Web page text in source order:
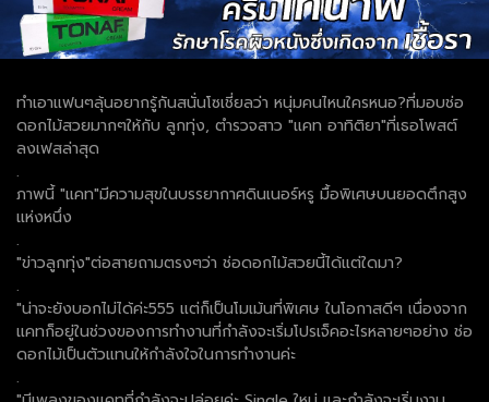
ทำเอาแฟนๆลุ้นอยากรู้กันสนั่นโซเชี่ยลว่า หนุ่มคนไหนใครหนอ?ที่มอบช่อ
ดอกไม้สวยมากๆให้กับ ลูกทุ่ง, ตำรวจสาว "แคท อาทิติยา"ที่เธอโพสต์
ลงเฟสล่าสุด
.
ภาพนี้ "แคท"มีความสุขในบรรยากาศดินเนอร์หรู มื้อพิเศษบนยอดตึกสูง
แห่งหนึ่ง
.
"ข่าวลูกทุ่ง"ต่อสายถามตรงๆว่า ช่อดอกไม้สวยนี้ได้แต่ใดมา?
.
"น่าจะยังบอกไม่ได้ค่ะ555 แต่ก็เป็นโมเม้นที่พิเศษ ในโอกาสดีๆ เนื่องจาก
แคทก็อยู่ในช่วงของการทำงานที่กำลังจะเริ่มโปรเจ็คอะไรหลายๆอย่าง ช่อ
ดอกไม้เป็นตัวแทนให้กำลังใจในการทำงานค่ะ
.